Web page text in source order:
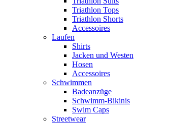
Triathlon Tops
Triathlon Shorts
Accessoires
Laufen
Shirts
Jacken und Westen
Hosen
Accessoires
Schwimmen
Badeanzüge
Schwimm-Bikinis
Swim Caps
Streetwear